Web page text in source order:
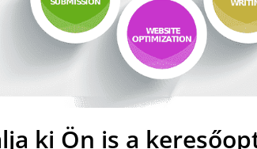
ki Ön is a